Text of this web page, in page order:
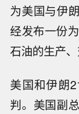
为美国与伊
经发布一份
石油的生产、
美国和伊朗
判。美国副